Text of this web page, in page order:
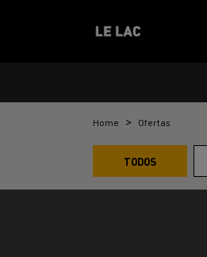
Home Ofertas
TODOS